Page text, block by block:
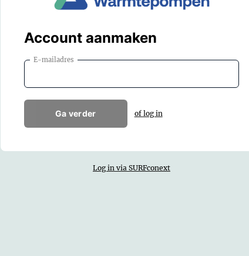
Account aanmaken
E-mailadres
Ga verder of log in
Log in via SURFconext